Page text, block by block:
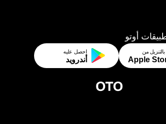
أوتو
من
Apple
احصل عليه
أندرويد